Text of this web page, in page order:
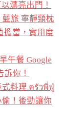
漂亮出門！
藍旅 寧靜頸枕
擔當，實用度
午餐 Google
你！
式料理 ครัวพี่ฟู่
！後勁讓你